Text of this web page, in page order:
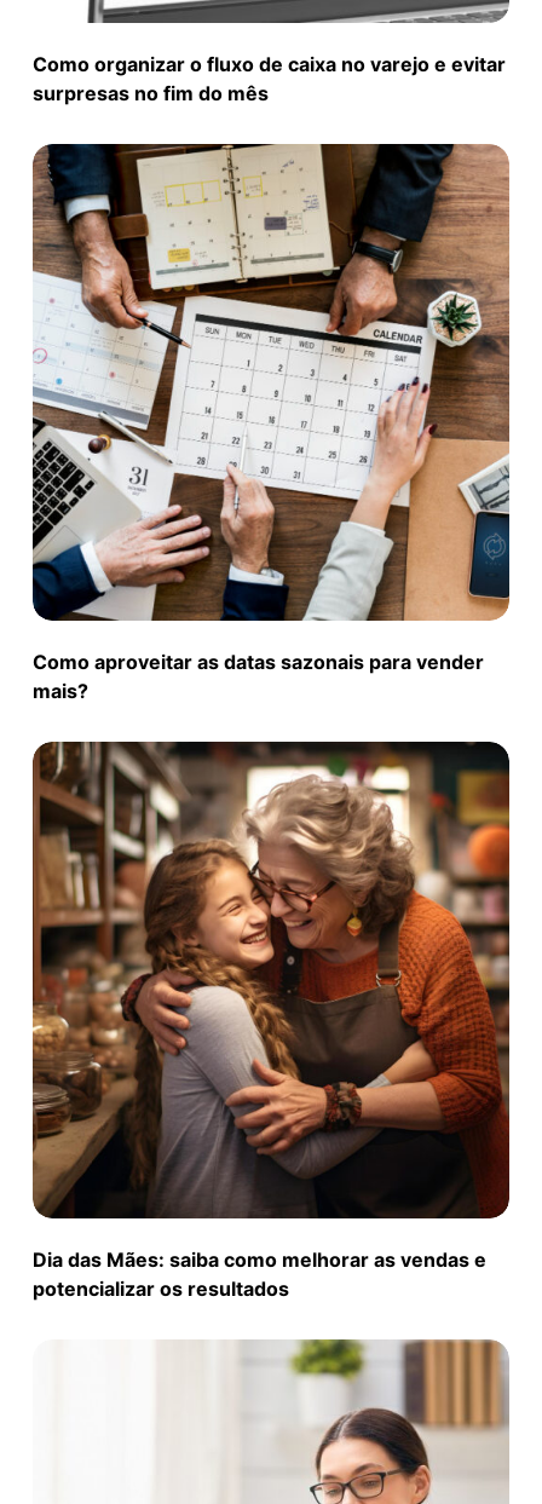
Como organizar o fluxo de caixa no varejo e evitar
surpresas no fim do mês
Como aproveitar as datas sazonais para vender
mais?
Dia das Mães: saiba como melhorar as vendas e
potencializar os resultados